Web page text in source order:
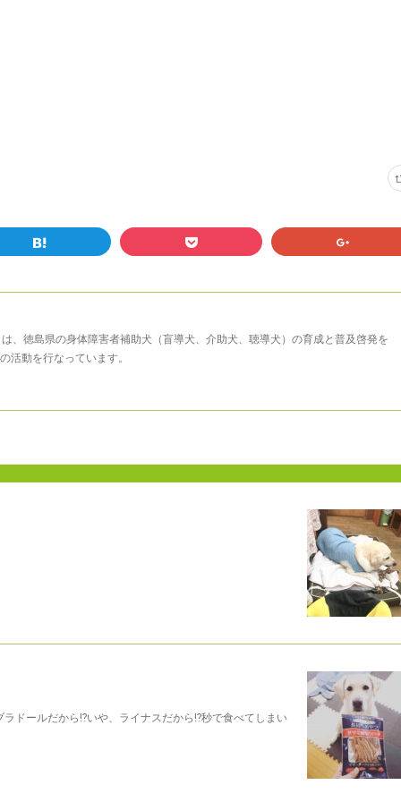
、徳島県の身体障害者補助犬（盲導犬、介助犬、聴導犬）の育成と普及啓発を
活動を行なっています。
ドールだから⁉️いや、ライナスだから⁉️秒で食べてしまい